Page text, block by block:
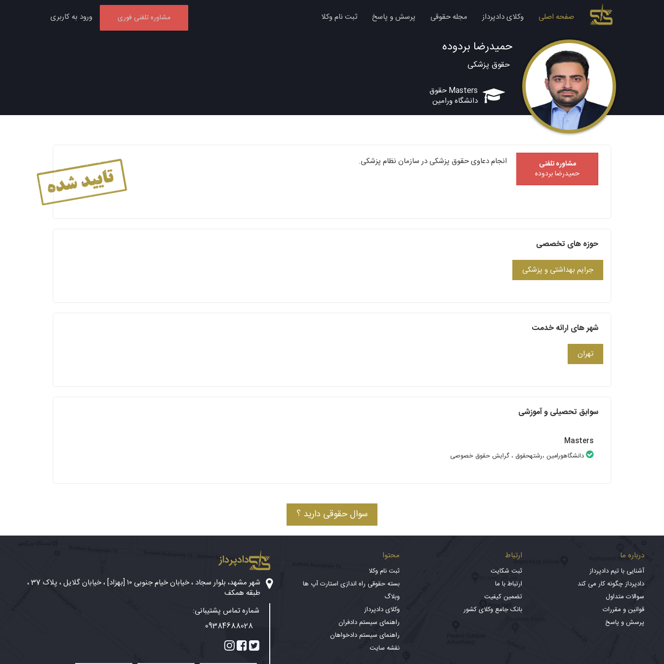
صفحه اصلی وکلای دادپرداز مجله حقوقی پرسش و پاسخ ثبت نام وکلا مشاوره تلفنی فوری ورود به کاربری
حمیدرضا بردوده
حقوق پزشکی
Masters حقوق
دانشگاه ورامین
مشاوره تلفنی
حمیدرضا بردوده
انجام دعاوی حقوق پزشکی در سازمان نظام پزشکی.
حوزه های تخصصی
جرایم بهداشتی و پزشکی
شهر های ارائه خدمت
تهران
سوابق تحصیلی و آموزشی
Masters
دانشگاهورامین ،رشتهحقوق ، گرایش حقوق خصوصی
سوال حقوقی دارید ؟
درباره ما
آشنایی با تیم دادپرداز
دادپرداز چگونه کار می کند
سوالات متداول
قوانین و مقررات
پرسش و پاسخ
ارتباط
ثبت شکایت
ارتباط با ما
تضمین کیفیت
بانک جامع وکلای کشور
محتوا
ثبت نام وکلا
بسته حقوقی راه اندازی استارت آپ ها
وبلاگ
وکلای دادپرداز
راهنمای سیستم دادفران
راهنمای سیستم دادخواهان
نقشه سایت
دادپرداز
شهر مشهد، بلوار سجاد ، خیابان خیام جنوبی ۱۰ [بهزاد] ، خیابان گلایل ، پلاک 37 ،
طبقه همکف
شماره تماس پشتیبانی:
09384688028